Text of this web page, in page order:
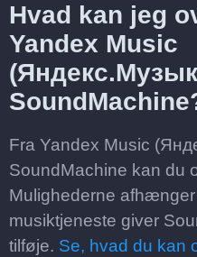
Hvad kan jeg
Yandex Music
Fra Yandex Music
SoundMachine kan du
Mulighederne
musiktjeneste giver
tilføje. Se, hvad du kan